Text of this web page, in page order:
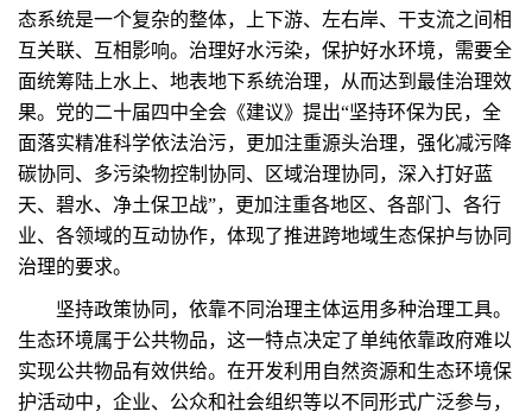
态系统是一个复杂的整体，上下游、左右岸、干支流之间相
互关联、互相影响。治理好水污染，保护好水环境，需要全
面统筹陆上水上、地表地下系统治理，从而达到最佳治理效
果。党的二十届四中全会《建议》提出“坚持环保为民，全
面落实精准科学依法治污，更加注重源头治理，强化减污降
碳协同、多污染物控制协同、区域治理协同，深入打好蓝
天、碧水、净土保卫战”，更加注重各地区、各部门、各行
业、各领域的互动协作，体现了推进跨地域生态保护与协同
治理的要求。
坚持政策协同，依靠不同治理主体运用多种治理工具。
生态环境属于公共物品，这一特点决定了单纯依靠政府难以
实现公共物品有效供给。在开发利用自然资源和生态环境保
护活动中，企业、公众和社会组织等以不同形式广泛参与，